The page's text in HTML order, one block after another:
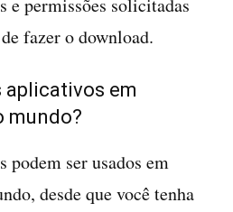
e permissões solicitadas
fazer o download.
aplicativos em
mundo?
podem ser usados em
desde que você tenha